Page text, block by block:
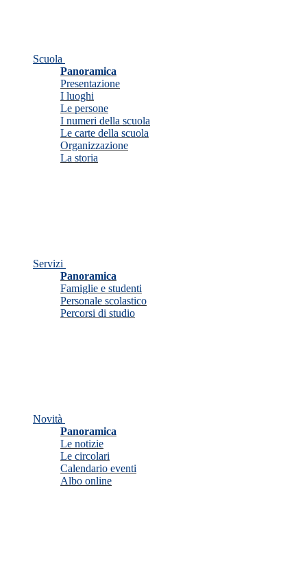
Scuola
Panoramica
Presentazione
I luoghi
Le persone
I numeri della scuola
Le carte della scuola
Organizzazione
La storia
Servizi
Panoramica
Famiglie e studenti
Personale scolastico
Percorsi di studio
Novità
Panoramica
Le notizie
Le circolari
Calendario eventi
Albo online